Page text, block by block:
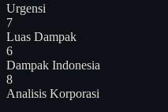
Urgensi
7
Luas Dampak
6
Dampak Indonesia
8
Analisis Korporasi